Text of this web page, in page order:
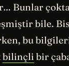
Bunlar
bile.
bu
bilinçli bir